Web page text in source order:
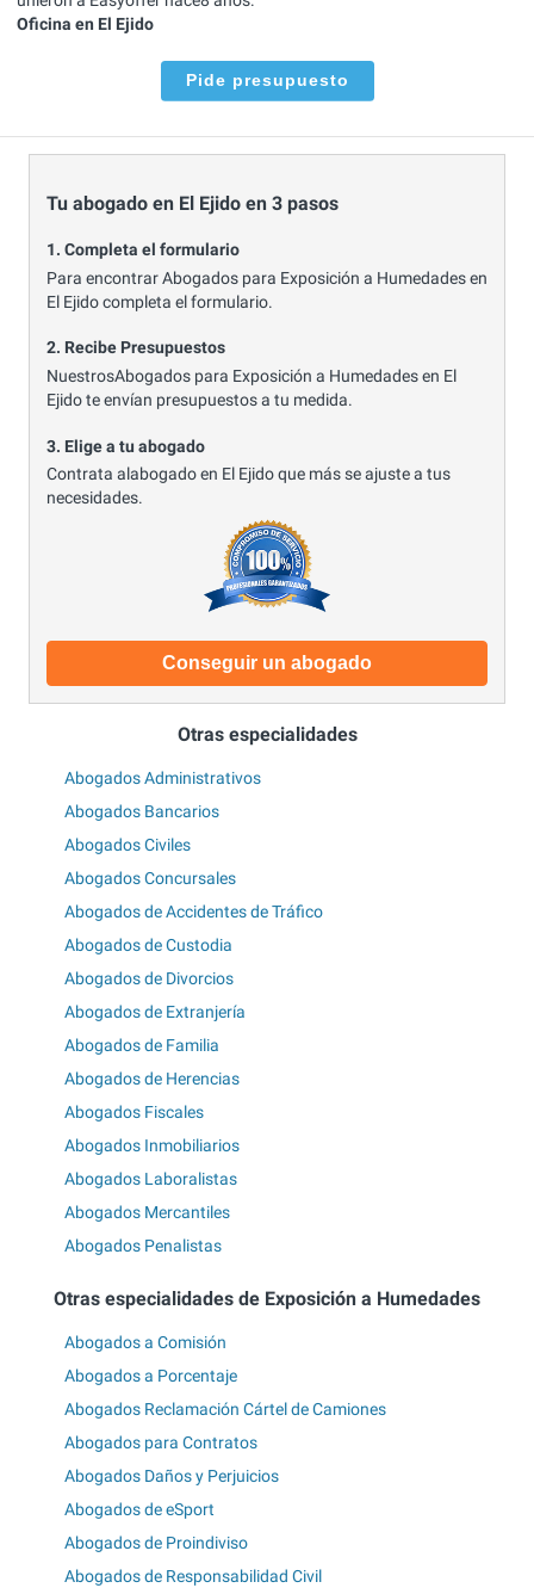
Oficina en El Ejido
Pide presupuesto
Tu abogado en El Ejido en 3 pasos
1. Completa el formulario
Para encontrar Abogados para Exposición a Humedades en
El Ejido completa el formulario.
2. Recibe Presupuestos
NuestrosAbogados para Exposición a Humedades en El
Ejido te envían presupuestos a tu medida.
3. Elige a tu abogado
Contrata alabogado en El Ejido que más se ajuste a tus
necesidades.
Conseguir un abogado
Otras especialidades
Abogados Administrativos
Abogados Bancarios
Abogados Civiles
Abogados Concursales
Abogados de Accidentes de Tráfico
Abogados de Custodia
Abogados de Divorcios
Abogados de Extranjería
Abogados de Familia
Abogados de Herencias
Abogados Fiscales
Abogados Inmobiliarios
Abogados Laboralistas
Abogados Mercantiles
Abogados Penalistas
Otras especialidades de Exposición a Humedades
Abogados a Comisión
Abogados a Porcentaje
Abogados Reclamación Cártel de Camiones
Abogados para Contratos
Abogados Daños y Perjuicios
Abogados de eSport
Abogados de Proindiviso
Abogados de Responsabilidad Civil